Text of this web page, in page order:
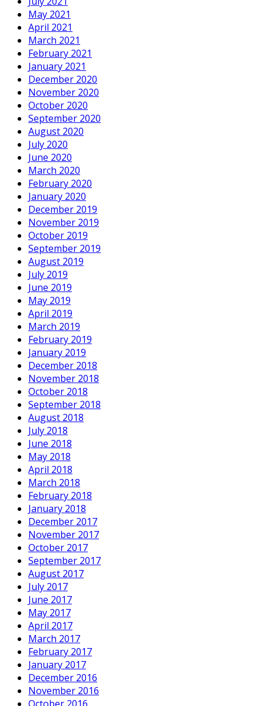
May 2021
April 2021
March 2021
February 2021
January 2021
December 2020
November 2020
October 2020
September 2020
August 2020
July 2020
June 2020
March 2020
February 2020
January 2020
December 2019
November 2019
October 2019
September 2019
August 2019
July 2019
June 2019
May 2019
April 2019
March 2019
February 2019
January 2019
December 2018
November 2018
October 2018
September 2018
August 2018
July 2018
June 2018
May 2018
April 2018
March 2018
February 2018
January 2018
December 2017
November 2017
October 2017
September 2017
August 2017
July 2017
June 2017
May 2017
April 2017
March 2017
February 2017
January 2017
December 2016
November 2016